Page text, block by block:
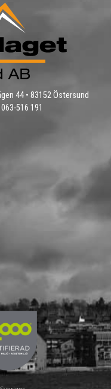
44 • 83152 Östersund
063-516 191